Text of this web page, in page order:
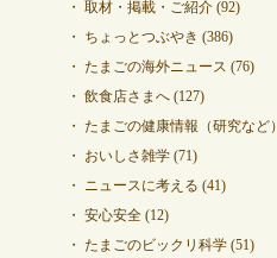
取材・掲載・ご紹介(92)
ちょっとつぶやき (386)
たまごの海外ニュース (76)
飲食店さまへ(127)
たまごの健康情報（研究など）
おいしさ雑学(71)
ニュースに考える (41)
安心安全(12)
たまごのビックリ科学(51)